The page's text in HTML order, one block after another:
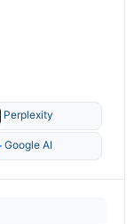
Perplexity
Google AI